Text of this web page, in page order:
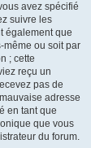
avez spécifié
suivre les
également que
même ou soit par
; cette
reçu un
pas de
adresse
en tant que
que vous
du forum.